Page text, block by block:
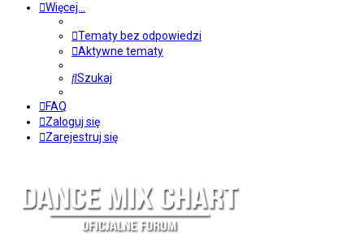
Więcej…
Tematy bez odpowiedzi
Aktywne tematy
Szukaj
FAQ
Zaloguj się
Zarejestruj się